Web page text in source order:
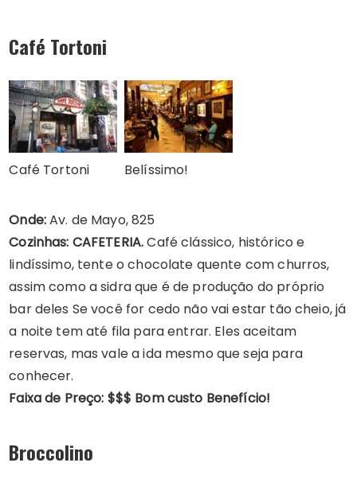
Café Tortoni
Café Tortoni Belíssimo!
Onde:Av. de Mayo, 825
Cozinhas: CAFETERIA.Café clássico, histórico e
lindíssimo, tente o chocolate quente com churros,
assim como a sidra que é de produção do próprio
bar deles Se você for cedo não vai estar tão cheio, já
a noite tem até fila para entrar. Eles aceitam
reservas, mas vale a ida mesmo que seja para
conhecer.
Faixa de Preço: $$$ Bom custo Benefício!
Broccolino